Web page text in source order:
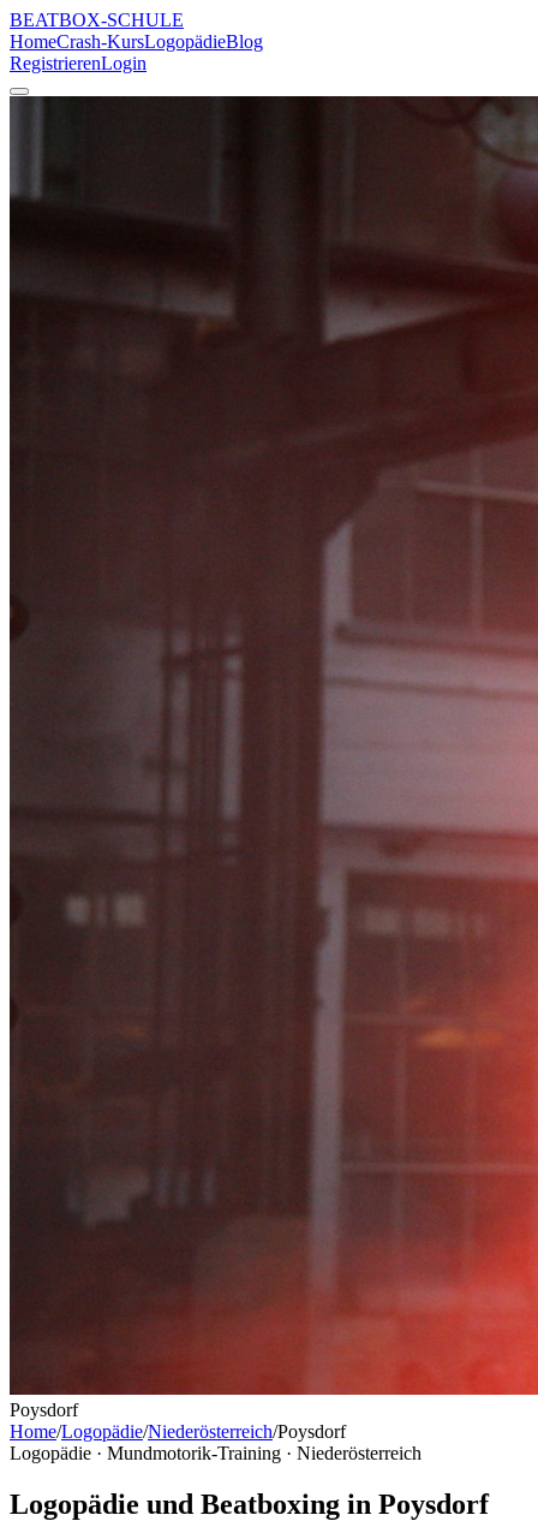
BEATBOX-SCHULE
HomeCrash-KursLogopädieBlog
RegistrierenLogin
Poysdorf
Home/Logopädie/Niederösterreich/Poysdorf
Logopädie · Mundmotorik-Training · Niederösterreich
Logopädie und Beatboxing in Poysdorf